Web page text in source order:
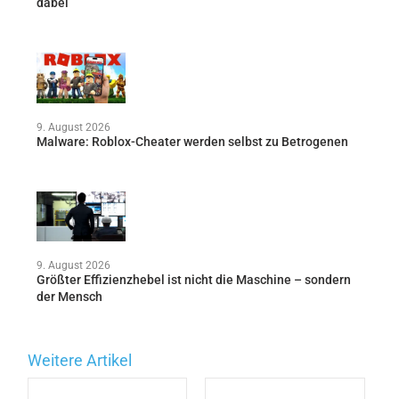
dabei
9. August 2026
Malware: Roblox-Cheater werden selbst zu Betrogenen
9. August 2026
Größter Effizienzhebel ist nicht die Maschine – sondern
der Mensch
Weitere Artikel